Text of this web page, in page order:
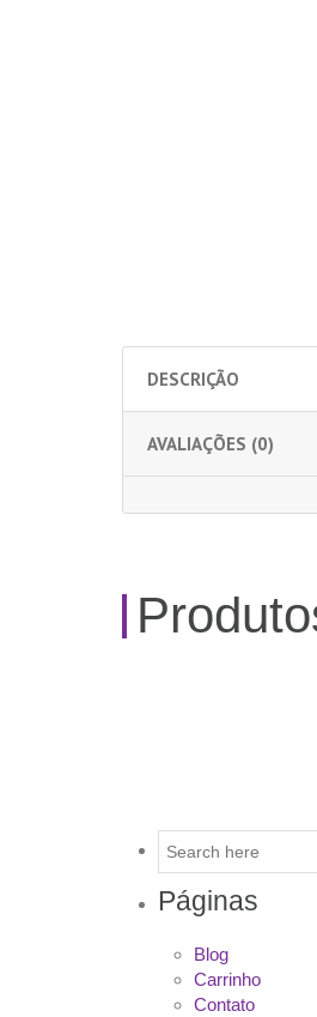
DESCRIÇÃO
AVALIAÇÕES (0)
Páginas
Blog
Carrinho
Contato